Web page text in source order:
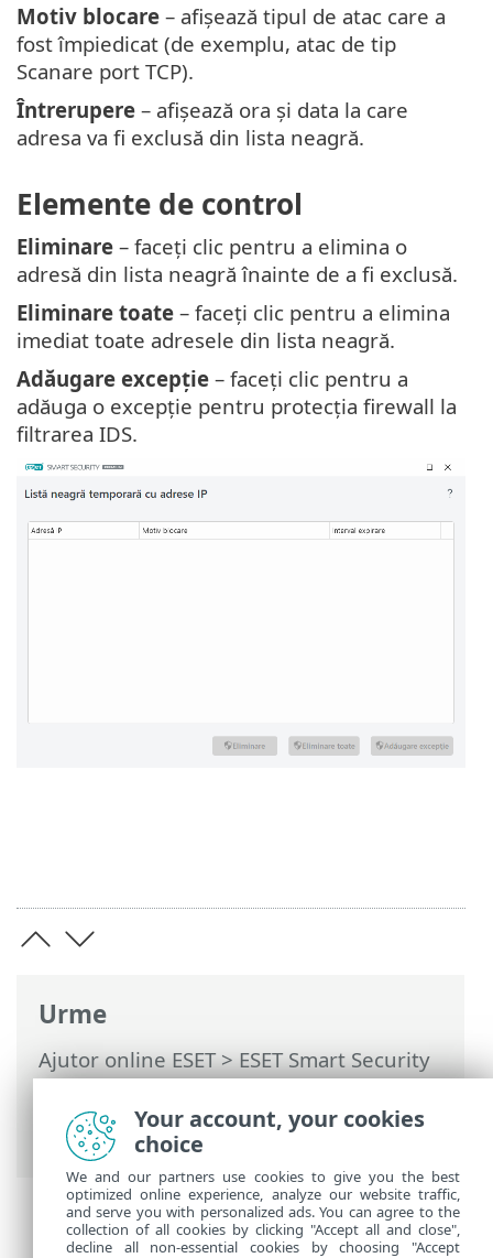
Urme
Ajutor online ESET>ESET Smart Security
Premium>Lucrul cu ESET Smart Security
Premium
>Setare>Protecţie reţea>
Lista neagră temporară cu adrese IP
Motiv blocare – afișează tipul de atac care a
fost împiedicat (de exemplu, atac de tip
Scanare port TCP).
Întrerupere – afișează ora și data la care
adresa va fi exclusă din lista neagră.
Elemente de control
Eliminare – faceți clic pentru a elimina o
adresă din lista neagră înainte de a fi exclusă.
Eliminare toate – faceți clic pentru a elimina
imediat toate adresele din lista neagră.
Adăugare excepție – faceți clic pentru a
adăuga o excepție pentru protecția firewall la
filtrarea IDS.
Your account, your cookies
choice
We and our partners use cookies to give you the best
optimized online experience, analyze our website traffic,
and serve you with personalized ads. You can agree to the
collection of all cookies by clicking "Accept all and close",
decline all non-essential cookies by choosing "Accept